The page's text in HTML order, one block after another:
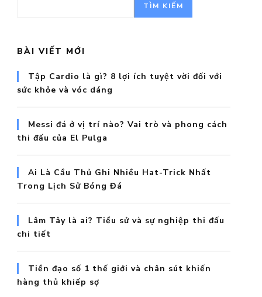
TÌM KIẾM
BÀI VIẾT MỚI
Tập Cardio là gì? 8 lợi ích tuyệt vời đối với
sức khỏe và vóc dáng
Messi đá ở vị trí nào? Vai trò và phong cách
thi đấu của El Pulga
Ai Là Cầu Thủ Ghi Nhiều Hat-Trick Nhất
Trong Lịch Sử Bóng Đá
Lâm Tây là ai? Tiểu sử và sự nghiệp thi đấu
chi tiết
Tiền đạo số 1 thế giới và chân sút khiến
hàng thủ khiếp sợ